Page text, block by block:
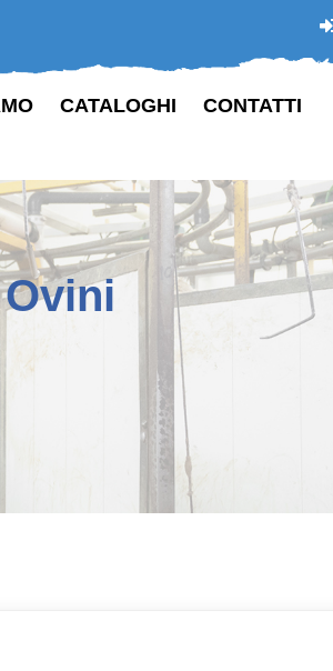
CATALOGHI CONTATTI